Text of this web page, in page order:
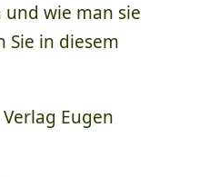
und wie man sie
in diesem
Eugen